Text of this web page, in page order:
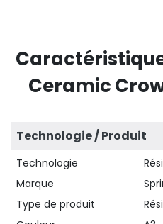
Ceramic
Technologie / Produit
Technologie
Marque
Type de produit